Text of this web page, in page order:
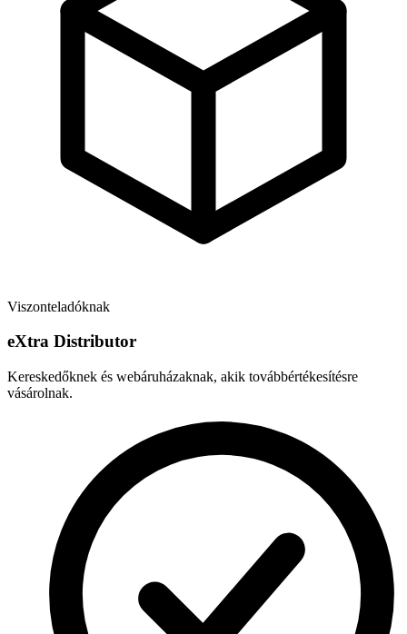
Viszonteladóknak
eXtra Distributor
Kereskedőknek és webáruházaknak, akik továbbértékesítésre
vásárolnak.